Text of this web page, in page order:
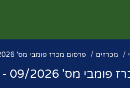
מכרזים פרסום מכרז פומבי מס' 09/2026 - שדרוג מגרש משולב מקורה
- שדרוג מגרש משולב מקורה